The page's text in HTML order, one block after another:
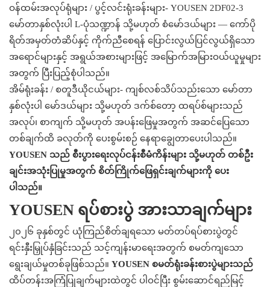
ဝန်ထမ်းအလုပ်ရုံများ / ပွင့်လင်းရုံးခန်းများ- YOUSEN 2DF02-3
မော်တာနှစ်လုံးပါ L-ပုံသဏ္ဍာန် သို့မဟုတ် စံမော်ဒယ်များ — ကော်ပို
ရိတ်အမှတ်တံဆိပ်နှင့် ကိုက်ညီစေရန် ပြောင်းလွယ်ပြင်လွယ်ရှိသော
အရောင်များနှင့် အရွယ်အစားများဖြင့် အမြောက်အမြားဝယ်ယူမှုများ
အတွက် ပြီးပြည့်စုံပါသည်။
အိမ်ရုံးခန်း / စတူဒီယိုငယ်များ- ကျစ်လစ်သိပ်သည်းသော မော်တာ
နှစ်လုံးပါ မော်ဒယ်များ သို့မဟုတ် ဒက်စ်တော့ ထရပ်စ်များသည်
အလုပ်၊ စာကျက် သို့မဟုတ် အပန်းဖြေမှုအတွက် အဆင်ပြေသော
တစ်ချက်ထိ ခလုတ်ကို ပေးစွမ်းစဉ် နေရာချွေတာပေးပါသည်။
YOUSEN သည် စီးပွားရေးလုပ်ငန်းစီမံကိန်းများ သို့မဟုတ် တစ်ဦး
ချင်းအသုံးပြုမှုအတွက် စိတ်ကြိုက်ဖြေရှင်းချက်များကို ပေး
ပါသည်။
YOUSEN ရပ်စားပွဲ အားသာချက်များ
၂၀၂၆ ခုနှစ်တွင် ယုံကြည်စိတ်ချရသော မတ်တပ်ရပ်စားပွဲတွင်
ရင်းနှီးမြှုပ်နှံခြင်းသည် သင့်ကျန်းမာရေးအတွက် စမတ်ကျသော
ရွေးချယ်မှုတစ်ခုဖြစ်သည်။ YOUSEN စမတ်ရုံးခန်းစားပွဲများသည်
ထိပ်တန်းအကြံပြုချက်များထဲတွင် ပါဝင်ပြီး စွမ်းဆောင်ရည်မြင့်